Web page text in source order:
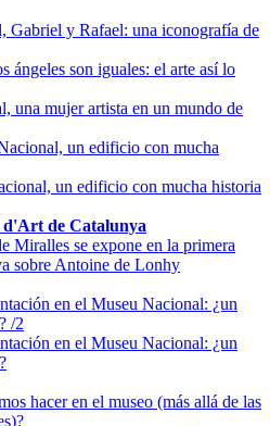
Gabriel y Rafael: una iconografía de
ángeles son iguales: el arte así lo
una mujer artista en un mundo de
un edificio con mucha
un edificio con mucha historia
d'Art de Catalunya
Miralles se expone en la primera
sobre Antoine de Lonhy
en el Museu Nacional: ¿un
/2
en el Museu Nacional: ¿un
hacer en el museo (más allá de las